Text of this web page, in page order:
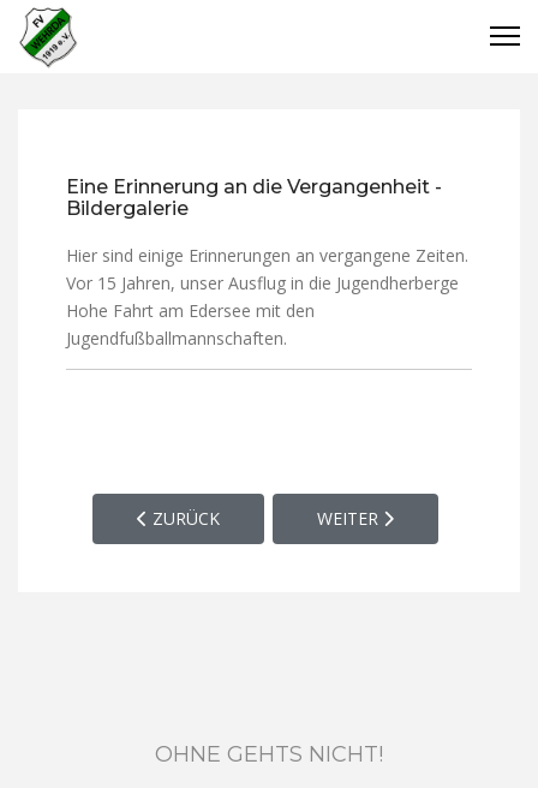
Eine Erinnerung an die Vergangenheit -
Bildergalerie
Hier sind einige Erinnerungen an vergangene Zeiten.
Vor 15 Jahren, unser Ausflug in die Jugendherberge
Hohe Fahrt am Edersee mit den
Jugendfußballmannschaften.
VORHERIGER BEITRAG: SPORTPLATZ,
ZURÜCK NÄCHSTER BEITRAG: OFF
WEITER
OHNE GEHTS NICHT!